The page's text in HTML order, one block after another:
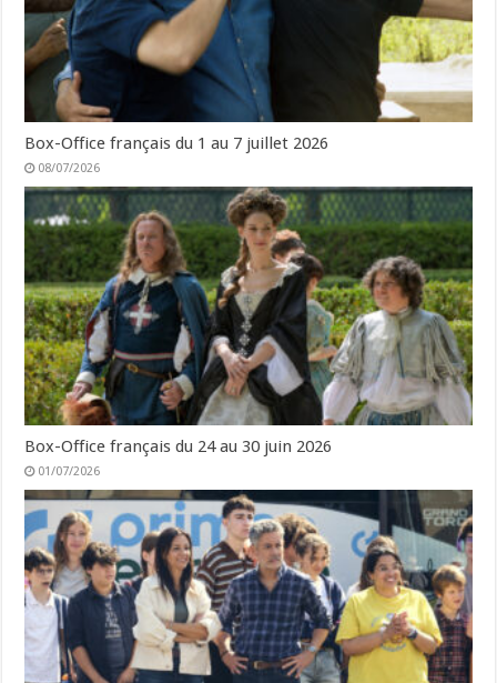
Box-Office français du 1 au 7 juillet 2026
08/07/2026
Box-Office français du 24 au 30 juin 2026
01/07/2026